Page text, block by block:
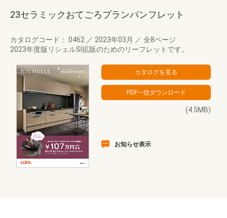
23セラミックおてごろプランパンフレット
カタログコード： 0462 ／ 2023年03月 ／ 全8ページ
2023年度版リシェルSI拡販のためのリーフレットです。
(4.5MB)
お知らせ表示